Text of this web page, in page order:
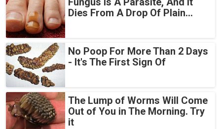
Dies From A Drop Of Plain...
No Poop For More Than 2 Days
- It's The First Sign Of
The Lump of Worms Will Come
Out of You in The Morning. Try
it